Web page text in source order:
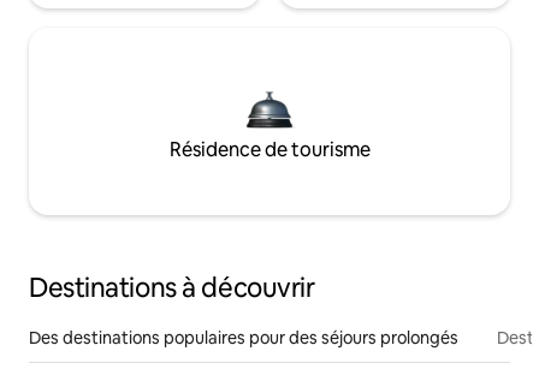
Résidence de tourisme
Destinations à découvrir
Des destinations populaires pour des séjours prolongés